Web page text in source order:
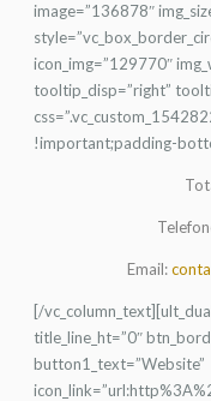
image=”136878″
icon_img=”129770″
tooltip_disp=”right”
!important;padding-
Email:
[/
title_line_ht=”0″
button1_text=”Website”